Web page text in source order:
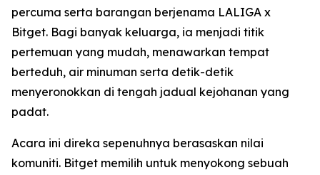
percuma serta barangan berjenama LALIGA x
Bitget. Bagi banyak keluarga, ia menjadi titik
pertemuan yang mudah, menawarkan tempat
berteduh, air minuman serta detik-detik
menyeronokkan di tengah jadual kejohanan yang
padat.
Acara ini direka sepenuhnya berasaskan nilai
komuniti. Bitget memilih untuk menyokong sebuah